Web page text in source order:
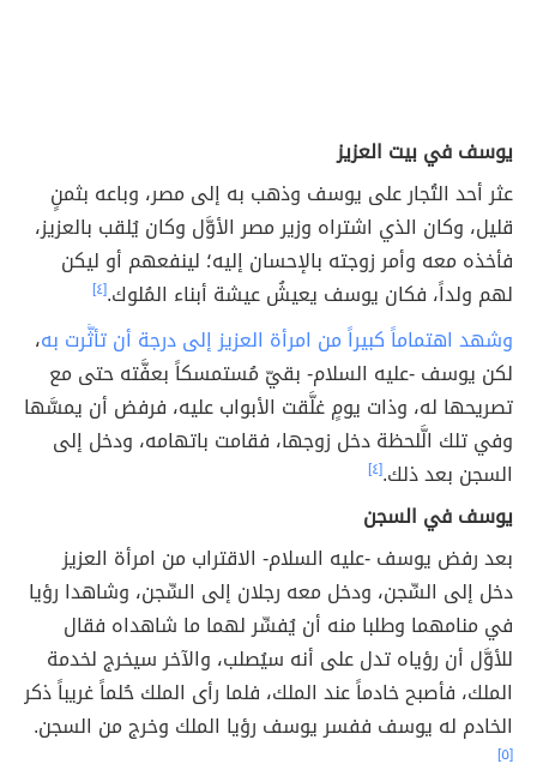
يوسف في بيت العزيز
عثر أحد التُجار على يوسف وذهب به إلى مصر، وباعه بثمنٍ
قليل، وكان الذي اشتراه وزير مصر الأوَّل وكان يُلقب بالعزيز،
فأخذه معه وأمر زوجته بالإحسان إليه؛ لينفعهم أو ليكن
لهم ولداً، فكان يوسف يعيشُ عيشة أبناء المُلوك.[٤]
وشهد اهتماماً كبيراً من امرأة العزيز إلى درجة أن تأثَّرت به،
لكن يوسف -عليه السلام- بقيّ مُستمسكاً بعفَّته حتى مع
تصريحها له، وذات يومٍ غلَّقت الأبواب عليه، فرفض أن يمسَّها
وفي تلك الَّلحظة دخل زوجها، فقامت باتهامه، ودخل إلى
السجن بعد ذلك.[٤]
يوسف في السجن
بعد رفض يوسف -عليه السلام- الاقتراب من امرأة العزيز
دخل إلى السِّجن، ودخل معه رجلان إلى السِّجن، وشاهدا رؤيا
في منامهما وطلبا منه أن يُفسِّر لهما ما شاهداه فقال
للأوَّل أن رؤياه تدل على أنه سيُصلب، والآخر سيخرج لخدمة
الملك، فأصبح خادماً عند الملك، فلما رأى الملك حُلماً غريباً ذكر
الخادم له يوسف ففسر يوسف رؤيا الملك وخرج من السجن.
[٥]